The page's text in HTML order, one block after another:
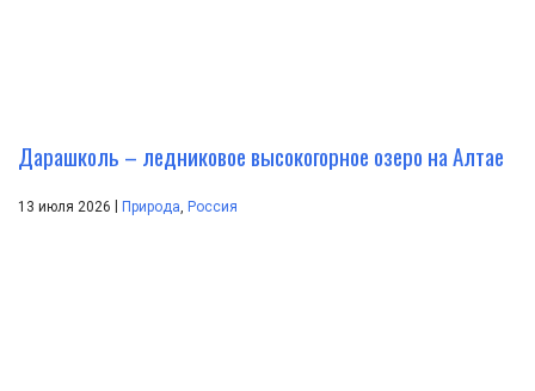
Дарашколь – ледниковое высокогорное озеро на Алтае
13 июля 2026 | Природа, Россия